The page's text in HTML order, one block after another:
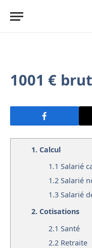
1001 €
1. Calcul
1.1 Salarié
1.2 Salarié
1.3 Salarié
2. Cotisations
2.1 Santé
2.2 Retraite